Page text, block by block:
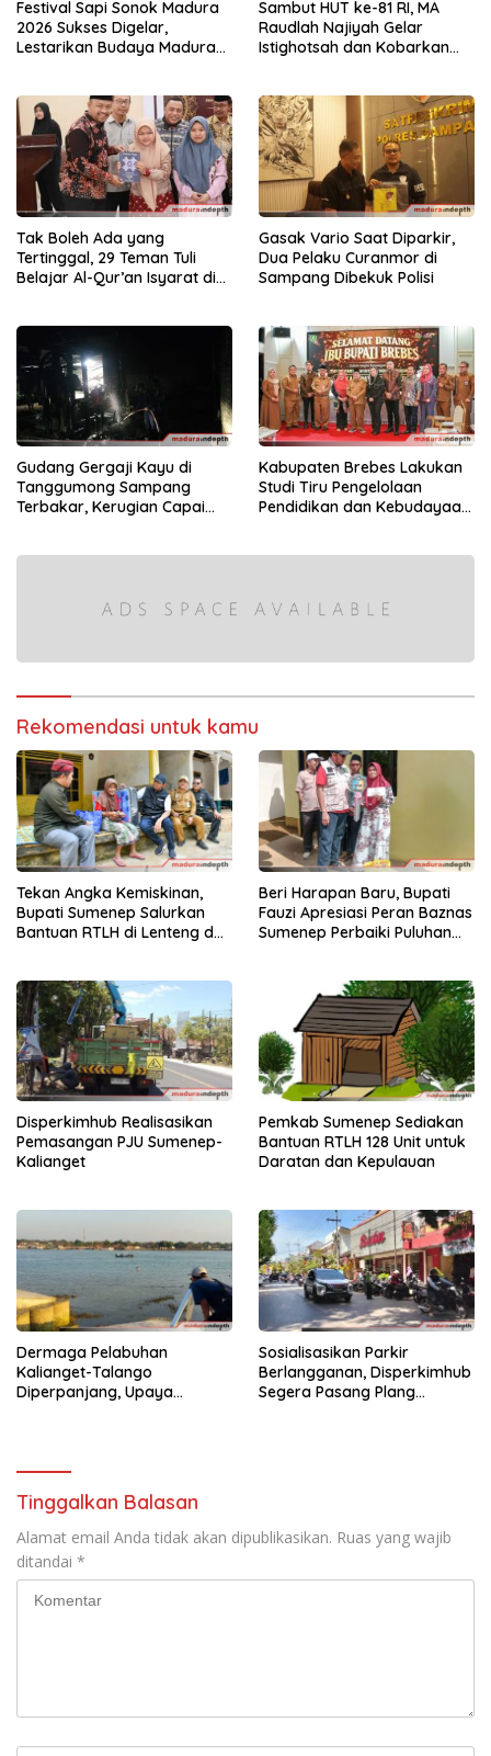
Festival Sapi Sonok Madura
2026 Sukses Digelar,
Lestarikan Budaya Madura
Sambut HUT ke-81 RI, MA
Raudlah Najiyah Gelar
Istighotsah dan Kobarkan
Tak Boleh Ada yang
Tertinggal, 29 Teman Tuli
Belajar Al-Qur’an Isyarat di
Gasak Vario Saat Diparkir,
Dua Pelaku Curanmor di
Sampang Dibekuk Polisi
Gudang Gergaji Kayu di
Tanggumong Sampang
Terbakar, Kerugian Capai
Kabupaten Brebes Lakukan
Studi Tiru Pengelolaan
Pendidikan dan Kebudayaan
Rekomendasi untuk kamu
Tekan Angka Kemiskinan,
Bupati Sumenep Salurkan
Bantuan RTLH di Lenteng dan
Beri Harapan Baru, Bupati
Fauzi Apresiasi Peran Baznas
Sumenep Perbaiki Puluhan
Disperkimhub Realisasikan
Pemasangan PJU Sumenep-
Kalianget
Pemkab Sumenep Sediakan
Bantuan RTLH 128 Unit untuk
Daratan dan Kepulauan
Dermaga Pelabuhan
Kalianget-Talango
Diperpanjang, Upaya
Sosialisasikan Parkir
Berlangganan, Disperkimhub
Segera Pasang Plang
Tinggalkan Balasan
Alamat email Anda tidak akan dipublikasikan. Ruas yang wajib
ditandai *